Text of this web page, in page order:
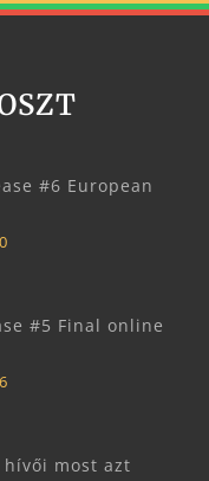
#6 European
#5 Final online
hívői most azt